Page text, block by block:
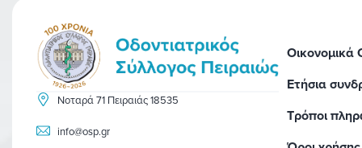
Νοταρά 71 Πειραιάς 18535
info@osp.gr
Οικονομικά
Ετήσια
Τρόποι